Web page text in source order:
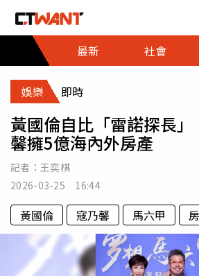
最新
社會
娛樂 即時
黃國倫自比「雷諾探長
馨擁5億海內外房產
記者： 王奕棋
2026-03-25 16:44
黃國倫 寇乃馨 馬六甲